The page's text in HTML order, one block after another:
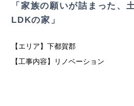
「家族の願いが詰まった、
LDKの家」
【エリア】下都賀郡
【工事内容】リノベーション